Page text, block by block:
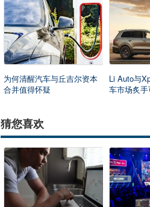
为何清醒汽车与丘吉尔资本
合并值得怀疑
Li Auto与
车市场炙
猜您喜欢